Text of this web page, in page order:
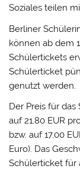
Soziales teilen
Berliner
können ab dem
Schülertickets
Schülerticket
genutzt werden.
Der Preis für
auf 21,80 EUR
bzw. auf 17,00
Euro). Das
Schülerticket für